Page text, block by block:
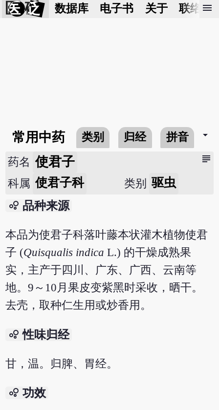
医 砭 数据库 电子书 关于 联络我
menu
常用中药 类别 归经 拼音 arrow_drop_down
subject
药名 使君子
科属 使君子科 类别 驱虫
bubble_chart 品种来源
本品为使君子科落叶藤本状灌木植物使君
子 (Quisqualis indica L.) 的干燥成熟果
实，主产于四川、广东、广西、云南等
地。9～10月果皮变紫黑时采收，晒干。
去壳，取种仁生用或炒香用。
bubble_chart 性味归经
甘，温。归脾、胃经。
bubble_chart 功效